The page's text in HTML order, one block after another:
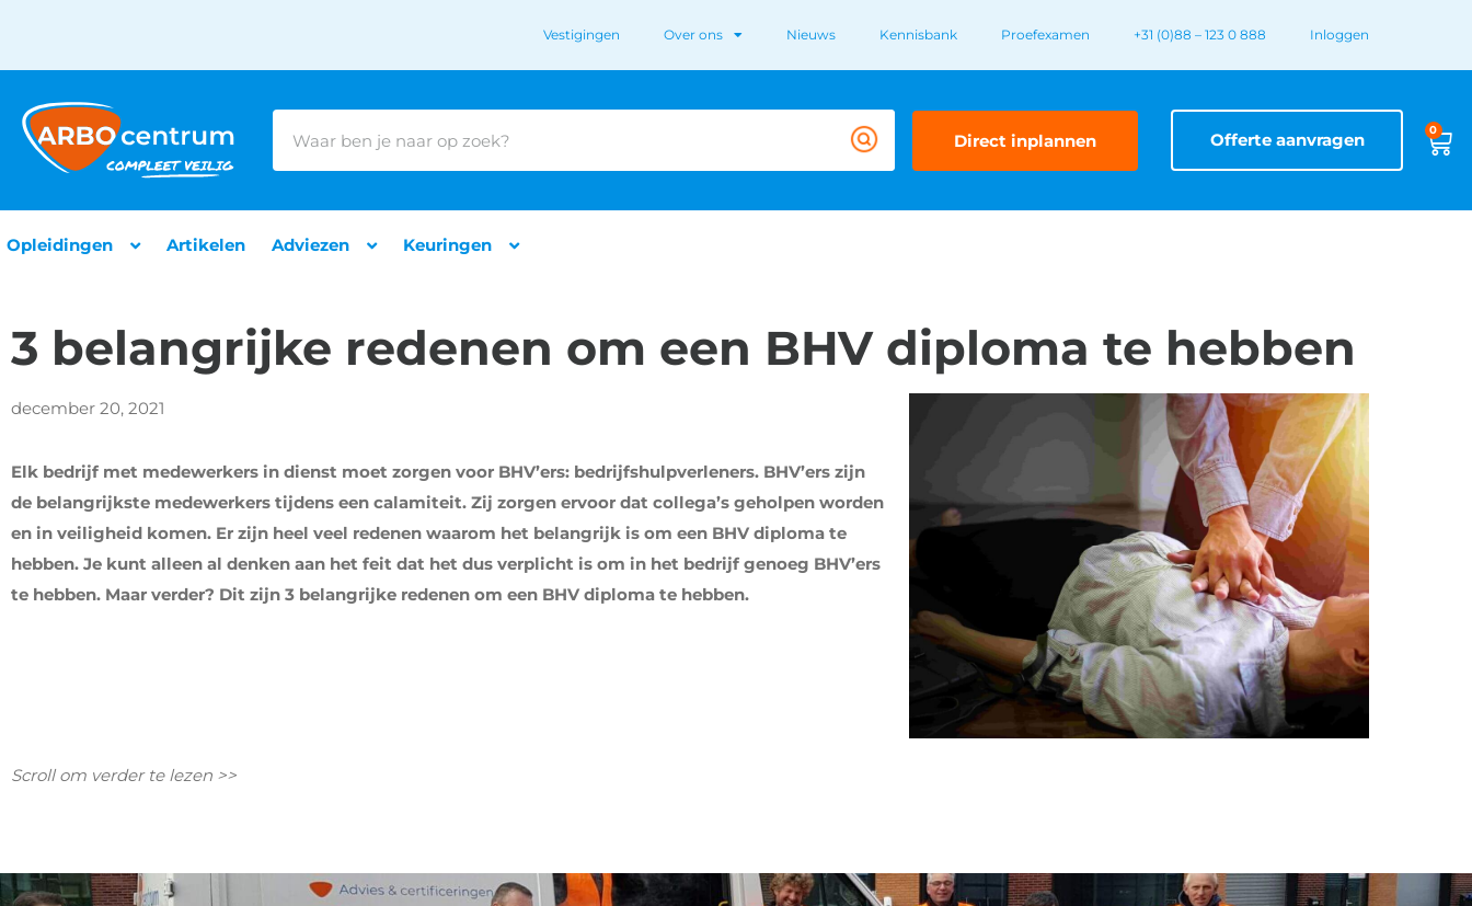
Vestigingen Over ons Nieuws Kennisbank Proefexamen +31 (0)88 – 123 0 888 Inloggen
Direct inplannen Offerte aanvragen 0
Opleidingen Artikelen Adviezen Keuringen
3 belangrijke redenen om een BHV diploma te hebben
december 20, 2021
Elk bedrijf met medewerkers in dienst moet zorgen voor BHV’ers: bedrijfshulpverleners. BHV’ers zijn
de belangrijkste medewerkers tijdens een calamiteit. Zij zorgen ervoor dat collega’s geholpen worden
en in veiligheid komen. Er zijn heel veel redenen waarom het belangrijk is om een BHV diploma te
hebben. Je kunt alleen al denken aan het feit dat het dus verplicht is om in het bedrijf genoeg BHV’ers
te hebben. Maar verder? Dit zijn 3 belangrijke redenen om een BHV diploma te hebben.
Scroll om verder te lezen >>